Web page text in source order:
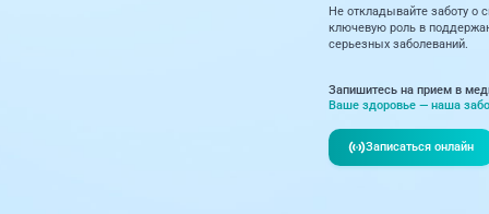
Не откладывайте заботу о
ключевую роль в
серьезных заболеваний.
Запишитесь на прием в
Ваше здоровье — наша
Записаться онлайн